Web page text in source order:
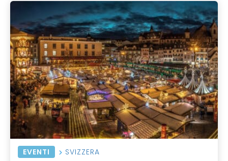
EVENTI SVIZZERA